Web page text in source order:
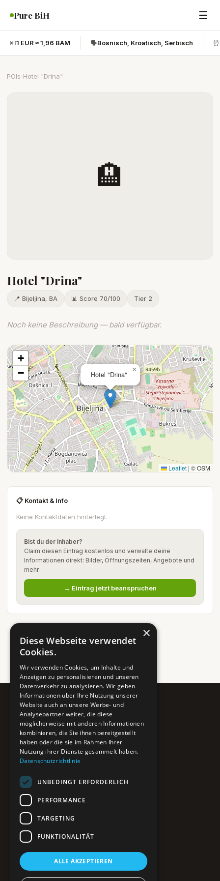
Pure BiH ☰
💶1 EUR ≈ 1,96 BAM 🗣️Bosnisch, Kroatisch, Serbisch ⏰
POIs Hotel "Drina"
🏨
Hotel "Drina"
📍 Bijeljina, BA 📊 Score 70/100 Tier 2
Noch keine Beschreibung — bald verfügbar.
Hotel "Drina"
×
+
−
Leaflet | © OSM
📋 Kontakt & Info
Keine Kontaktdaten hinterlegt.
Bist du der Inhaber?
Claim diesen Eintrag kostenlos und verwalte deine
Informationen direkt: Bilder, Öffnungszeiten, Angebote und
mehr.
→ Eintrag jetzt beanspruchen
Pure BiH
Authentisches Bosnien & Herzegowina
Ein Teil des BTP Reise-Netzwerks.
POIs entdecken
Interaktive Karte
Reiseblog
Reiseinfos & Tipps
Impressum
Datenschutz
×
Diese Webseite verwendet
Cookies.
Wir verwenden Cookies, um Inhalte und
Anzeigen zu personalisieren und unseren
Datenverkehr zu analysieren. Wir geben
Informationen über Ihre Nutzung unserer
Website auch an unsere Werbe- und
Analysepartner weiter, die diese
möglicherweise mit anderen Informationen
kombinieren, die Sie ihnen bereitgestellt
haben oder die sie im Rahmen Ihrer
Nutzung ihrer Dienste gesammelt haben.
Datenschutzrichtlinie
UNBEDINGT ERFORDERLICH
PERFORMANCE
TARGETING
FUNKTIONALITÄT
ALLE AKZEPTIEREN